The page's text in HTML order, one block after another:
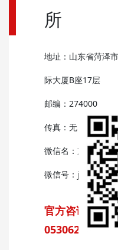
所
地址：山东省菏泽
际大厦B座17层
邮编：274000
传真：无
微信名：京师菏泽
微信号：jingshhz
官方咨询热线：